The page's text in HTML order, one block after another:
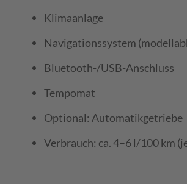
Klimaanlage
Navigationssystem
Bluetooth-/USB-Anschluss
Tempomat
Optional: Automatikgetriebe
Verbrauch: ca. 4–6 l/100 km